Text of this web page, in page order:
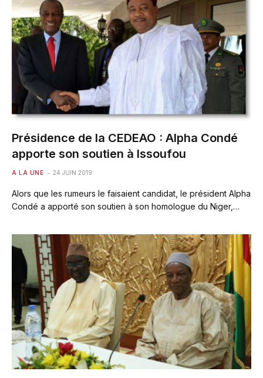
Présidence de la CEDEAO : Alpha Condé
apporte son soutien à Issoufou
A LA UNE 24 JUIN 2019
Alors que les rumeurs le faisaient candidat, le président Alpha
Condé a apporté son soutien à son homologue du Niger,…